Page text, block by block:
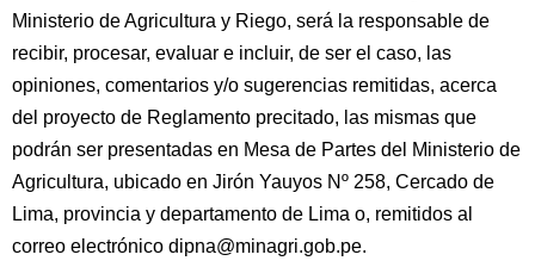
Ministerio de Agricultura y Riego, será la responsable de
recibir, procesar, evaluar e incluir, de ser el caso, las
opiniones, comentarios y/o sugerencias remitidas, acerca
del proyecto de Reglamento precitado, las mismas que
podrán ser presentadas en Mesa de Partes del Ministerio de
Agricultura, ubicado en Jirón Yauyos Nº 258, Cercado de
Lima, provincia y departamento de Lima o, remitidos al
correo electrónico dipna@minagri.gob.pe.